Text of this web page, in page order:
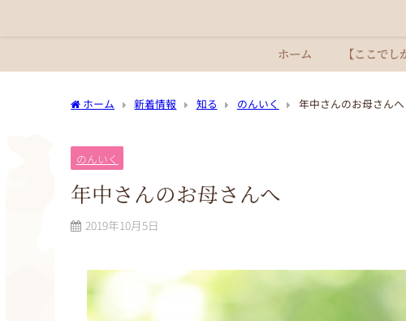
ホーム 【ここで
ホーム 新着情報 知る のんいく 年中さんのお母さんへ
のんいく
年中さんのお母さんへ
2019年10月5日